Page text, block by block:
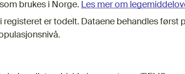
brukes i Norge. Les mer om
registeret er todelt. Dataene behandles først